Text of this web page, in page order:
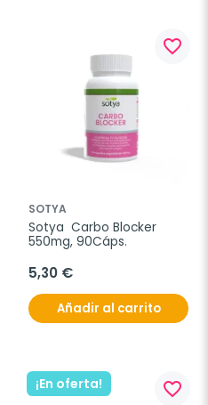
favorite_border
SOTYA
Sotya  Carbo Blocker
550mg, 90Cáps.
5,30 €
Añadir al carrito
¡En oferta! favorite_border